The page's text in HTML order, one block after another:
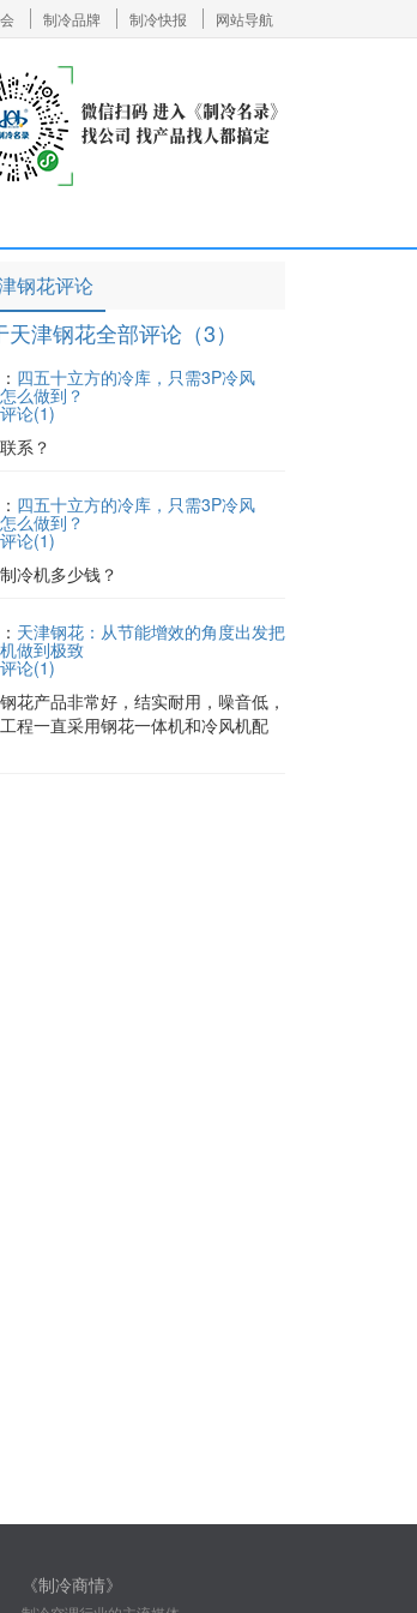
制冷品牌 制冷快报 网站导航
钢花评论
天津钢花全部评论（3）
四五十立方的冷库，只需3P冷风
么做到？
论(1)
系？
四五十立方的冷库，只需3P冷风
么做到？
论(1)
冷机多少钱？
天津钢花：从节能增效的角度出发把
做到极致
论(1)
花产品非常好，结实耐用，噪音低，
程一直采用钢花一体机和冷风机配
《制冷商情》